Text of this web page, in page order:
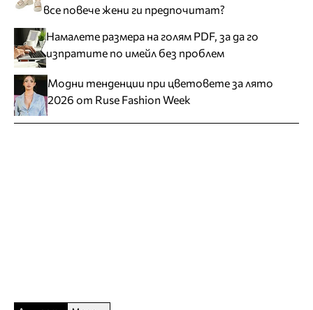
все повече жени ги предпочитат?
Намалете размера на голям PDF, за да го
изпратите по имейл без проблем
Модни тенденции при цветовете за лято
2026 от Ruse Fashion Week